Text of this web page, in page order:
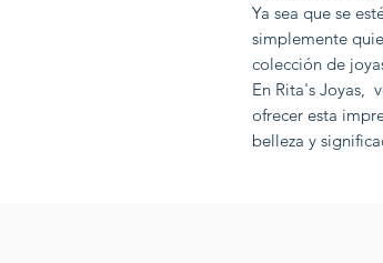
Ya sea que se
simplemente
colección de
En Rita's Joyas,
ofrecer esta
belleza y